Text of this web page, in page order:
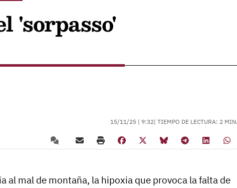
'sorpasso'
15/11/25 | 9:32| TIEMPO DE LECTURA: 2 MIN.
al mal de montaña, la hipoxia que provoca la falta de